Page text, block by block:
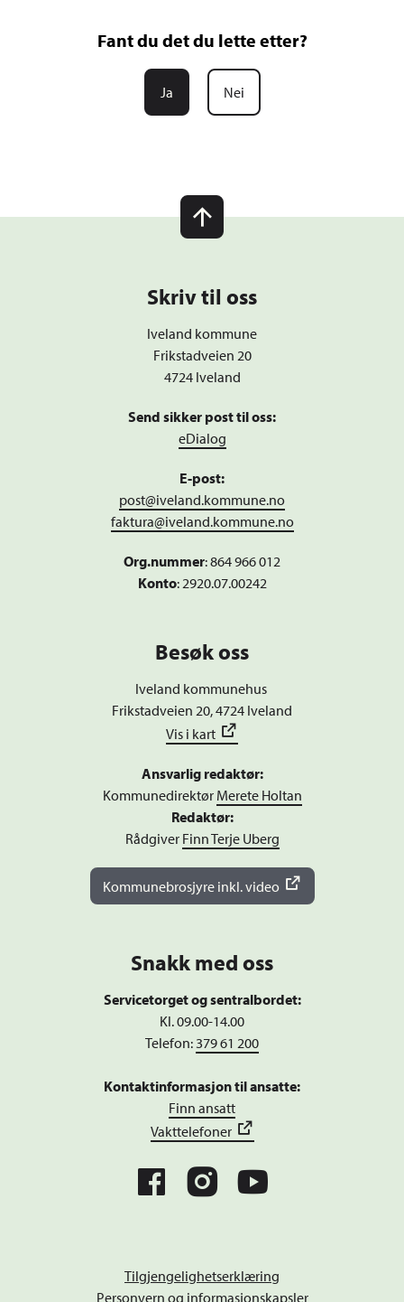
Fant du det du lette etter?
Ja Nei
Skriv til oss
Iveland kommune
Frikstadveien 20
4724 Iveland
Send sikker post til oss:
eDialog
E-post:
post@iveland.kommune.no
faktura@iveland.kommune.no
Org.nummer:864 966 012
Konto: 2920.07.00242
Besøk oss
Iveland kommunehus
Frikstadveien 20, 4724 Iveland
Vis i kart
Ansvarlig redaktør:
Kommunedirektør Merete Holtan
Redaktør:
Rådgiver Finn Terje Uberg
Kommunebrosjyre inkl. video
Snakk med oss
Servicetorget og sentralbordet:
Kl. 09.00-14.00
Telefon:379 61 200
Kontaktinformasjon til ansatte:
Finn ansatt
Vakttelefoner
Tilgjengelighetserklæring
Personvern og informasjonskapsler